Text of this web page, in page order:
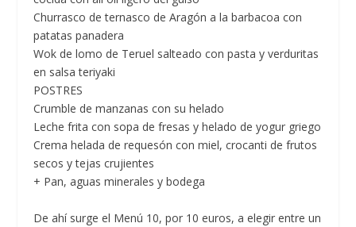
Churrasco de ternasco de Aragón a la barbacoa con
patatas panadera
Wok de lomo de Teruel salteado con pasta y verduritas
en salsa teriyaki
POSTRES
Crumble de manzanas con su helado
Leche frita con sopa de fresas y helado de yogur griego
Crema helada de requesón con miel, crocanti de frutos
secos y tejas crujientes
+ Pan, aguas minerales y bodega
De ahí surge el Menú 10, por 10 euros, a elegir entre un